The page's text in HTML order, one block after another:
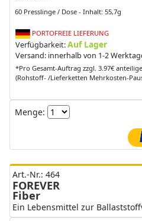
60 Presslinge / Dose - Inhalt: 55,7g
PORTOFREIE LIEFERUNG
Verfügbarkeit:Auf Lager
Versand: innerhalb von 1-2
*Pro Gesamt-Auftrag zzgl. 3.97€
(Rohstoff- /Lieferketten Mehrkosten-
Menge:
Art.-Nr.: 464
FOREVER
Fiber
Ein Lebensmittel zur